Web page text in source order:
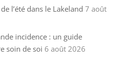
l’été dans le Lakeland 7 août
incidence : un guide
soin de soi 6 août 2026